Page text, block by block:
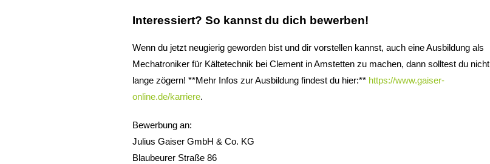
Interessiert? So kannst du dich bewerben!
Wenn du jetzt neugierig geworden bist und dir vorstellen kannst, auch eine Ausbildung als
Mechatroniker für Kältetechnik bei Clement in Amstetten zu machen, dann solltest du nicht
lange zögern! **Mehr Infos zur Ausbildung findest du hier:** https://www.gaiser-
online.de/karriere.
Bewerbung an:
Julius Gaiser GmbH & Co. KG
Blaubeurer Straße 86